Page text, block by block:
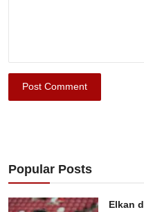
Post Comment
Popular Posts
Elkan